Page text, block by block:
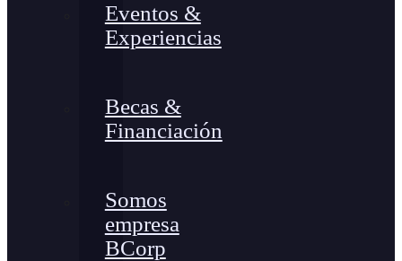
Eventos &
Experiencias
Becas &
Financiación
Somos
empresa
BCorp